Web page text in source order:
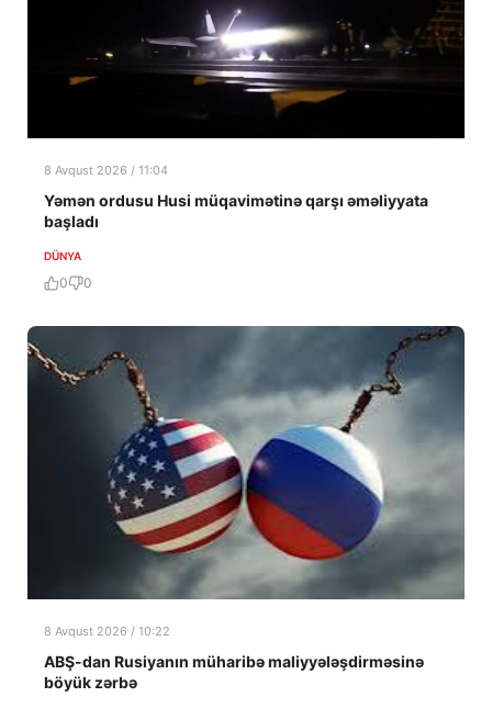
8 Avqust 2026 / 11:04
Yəmən ordusu Husi müqavimətinə qarşı əməliyyata
başladı
DÜNYA
0 0
8 Avqust 2026 / 10:22
ABŞ-dan Rusiyanın müharibə maliyyələşdirməsinə
böyük zərbə